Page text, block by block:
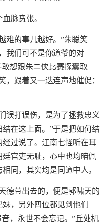
脉贲张。
难的事儿越好。”朱聪笑
我们可不是你道爷的对
想跟朱二侠比赛探囊取
，跟着又一迭连声地催促：
误打误伤，是为了拯救忠义
在这上面。”于是把如何结
过说了。江南七怪听在耳
官吏无耻，心中也均暗佩
同，其实均是同道中人。
德带出去的，便是郭啸天的
，另外四位都见到他们
，永世不会忘记。”丘处机